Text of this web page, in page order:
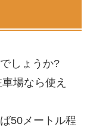
しょうか?
場なら使え
50メートル程